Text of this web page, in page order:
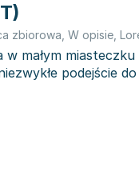
zbiorowa W opisie
w małym
podejście